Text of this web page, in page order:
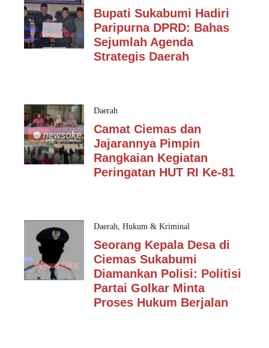
Bupati Sukabumi Hadiri
Paripurna DPRD: Bahas
Sejumlah Agenda
Strategis Daerah
Daerah
Camat Ciemas dan
Jajarannya Pimpin
Rangkaian Kegiatan
Peringatan HUT RI Ke-81
Daerah, Hukum & Kriminal
Seorang Kepala Desa di
Ciemas Sukabumi
Diamankan Polisi: Politisi
Partai Golkar Minta
Proses Hukum Berjalan